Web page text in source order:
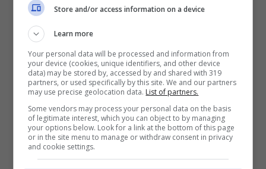
todo directo en el horno! De todos modos, no
siempre somos ecológicamente responsables
en su uso, pero con estos gestos que te
sugerimos cambiarás totalmente la forma en
que cocinas. ¡Serás más ecosostenible!
Store and/or access information on a device
Learn more
Your personal data will be processed and information from
your device (cookies, unique identifiers, and other device
data) may be stored by, accessed by and shared with 319
partners, or used specifically by this site. We and our partners
may use precise geolocation data. List of partners.
Some vendors may process your personal data on the basis
of legitimate interest, which you can object to by managing
your options below. Look for a link at the bottom of this page
or in the site menu to manage or withdraw consent in privacy
and cookie settings.